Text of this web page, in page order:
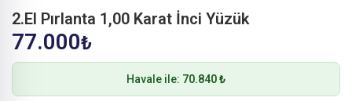
2.El Pırlanta 1,00 Karat İnci Yüzük
77.000₺
Havale ile: 70.840 ₺